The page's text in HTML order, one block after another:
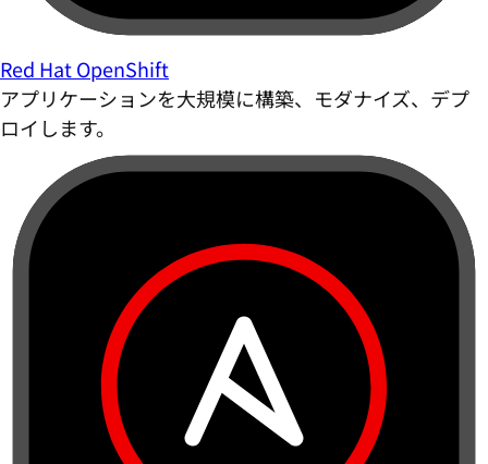
Red Hat OpenShift
アプリケーションを大規模に構築、モダナイズ、デプ
ロイします。